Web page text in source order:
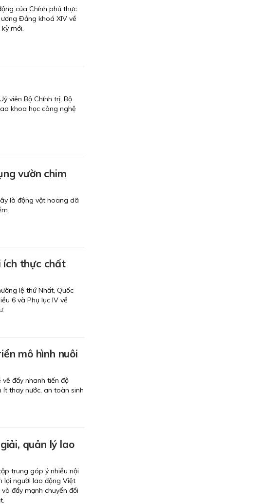
của Chính phủ thực
Đảng khoá XIV về
mới.
viên Bộ Chính trị, Bộ
khoa học công nghệ
vườn chim
là động vật hoang dã
ích thực chất
lệ thứ Nhất, Quốc
6 và Phụ lục IV về
mô hình nuôi
về đẩy nhanh tiến độ
thay nước, an toàn sinh
quản lý lao
trung góp ý nhiều nội
lợi người lao động Việt
đẩy mạnh chuyển đổi